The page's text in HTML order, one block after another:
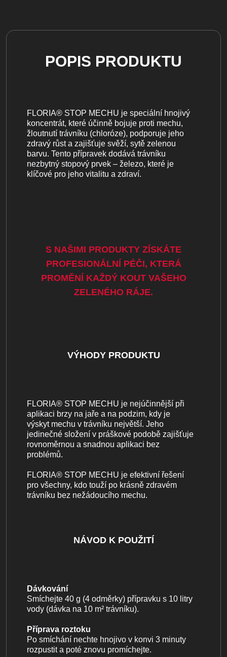
POPIS PRODUKTU
FLORIA® STOP MECHU je speciální hnojivý
koncentrát, které účinně bojuje proti mechu,
žloutnutí trávníku (chloróze), podporuje jeho
zdravý růst a zajišťuje svěží, sytě zelenou
barvu. Tento přípravek dodává trávníku
nezbytný stopový prvek – železo, které je
klíčové pro jeho vitalitu a zdraví.
S NAŠIMI PRODUKTY ZÍSKÁTE
PROFESIONÁLNÍ PÉČI, KTERÁ
PROMĚNÍ KAŽDÝ KOUT VAŠEHO
ZELENÉHO RÁJE.
VÝHODY PRODUKTU
FLORIA® STOP MECHU je nejúčinnější při
aplikaci brzy na jaře a na podzim, kdy je
výskyt mechu v trávníku největší. Jeho
jedinečné složení v práškové podobě zajišťuje
rovnoměrnou a snadnou aplikaci bez
problémů.
FLORIA® STOP MECHU je efektivní řešení
pro všechny, kdo touží po krásně zdravém
trávníku bez nežádoucího mechu.
NÁVOD K POUŽITÍ
Dávkování
Smíchejte 40 g (4 odměrky) přípravku s 10 litry
vody (dávka na 10 m² trávníku).
Příprava roztoku
Po smíchání nechte hnojivo v konvi 3 minuty
rozpustit a poté znovu promíchejte.